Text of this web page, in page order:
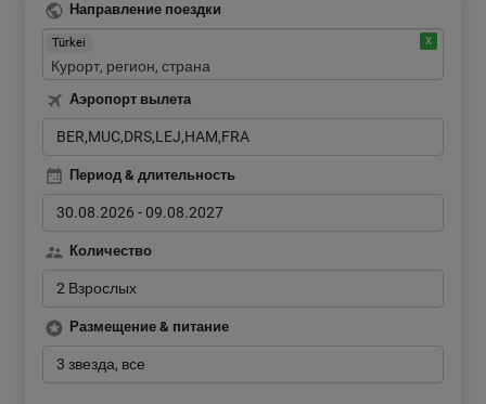
Направление поездки
Türkei
Аэропорт вылета
Период & длительность
30.08.2026 -09.08.2027
Количество
2 Взрослых
Размещение & питание
3 звезда все